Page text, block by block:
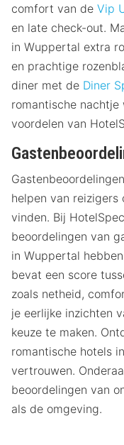
comfort van de Vip
en late check-out.
in Wuppertal extra
en prachtige
diner met de Diner
romantische
voordelen van
helpen van
vinden. Bij
beoordelingen van
in Wuppertal
bevat een score
zoals netheid,
je eerlijke inzichten
keuze te maken.
romantische hotels
vertrouwen.
beoordelingen van
als de omgeving.